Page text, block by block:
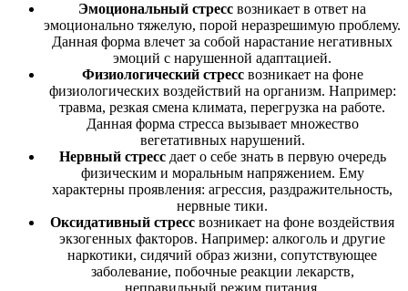
Эмоциональный стресс возникает в ответ на
эмоционально тяжелую, порой неразрешимую проблему.
Данная форма влечет за собой нарастание негативных
эмоций с нарушенной адаптацией.
Физиологический стрессвозникает на фоне
физиологических воздействий на организм. Например:
травма, резкая смена климата, перегрузка на работе.
Данная форма стресса вызывает множество
вегетативных нарушений.
Нервный стрессдает о себе знать в первую очередь
физическим и моральным напряжением. Ему
характерны проявления: агрессия, раздражительность,
нервные тики.
Оксидативный стресс возникает на фоне воздействия
экзогенных факторов. Например: алкоголь и другие
наркотики, сидячий образ жизни, сопутствующее
заболевание, побочные реакции лекарств,